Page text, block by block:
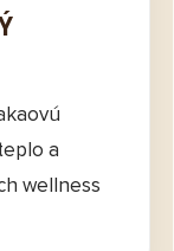
a
wellness